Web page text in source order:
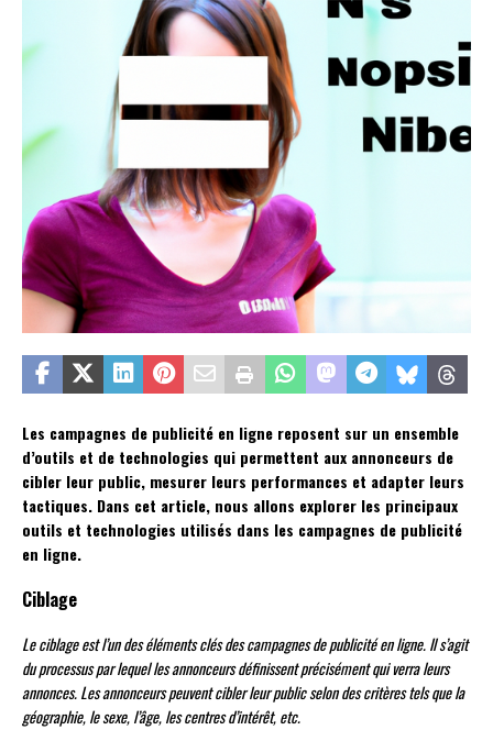
Les campagnes de publicité en ligne reposent sur un ensemble
d’outils et de technologies qui permettent aux annonceurs de
cibler leur public, mesurer leurs performances et adapter leurs
tactiques. Dans cet article, nous allons explorer les principaux
outils et technologies utilisés dans les campagnes de publicité
en ligne.
Ciblage
Le ciblage est l’un des éléments clés des campagnes de publicité en ligne. Il s’agit
du processus par lequel les annonceurs définissent précisément qui verra leurs
annonces. Les annonceurs peuvent cibler leur public selon des critères tels que la
géographie, le sexe, l’âge, les centres d’intérêt, etc.